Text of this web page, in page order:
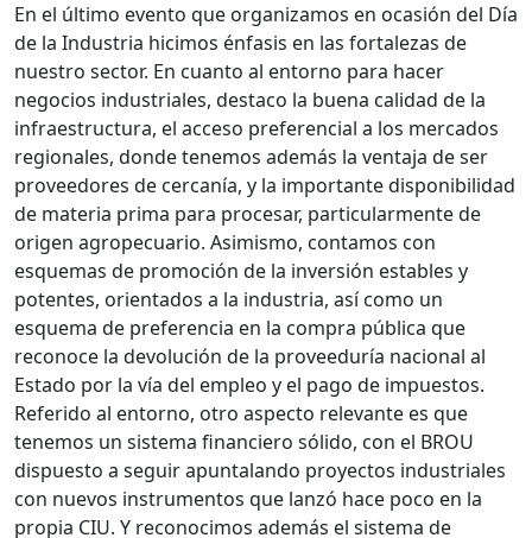
En el último evento que organizamos en ocasión del Día
de la Industria hicimos énfasis en las fortalezas de
nuestro sector. En cuanto al entorno para hacer
negocios industriales, destaco la buena calidad de la
infraestructura, el acceso preferencial a los mercados
regionales, donde tenemos además la ventaja de ser
proveedores de cercanía, y la importante disponibilidad
de materia prima para procesar, particularmente de
origen agropecuario. Asimismo, contamos con
esquemas de promoción de la inversión estables y
potentes, orientados a la industria, así como un
esquema de preferencia en la compra pública que
reconoce la devolución de la proveeduría nacional al
Estado por la vía del empleo y el pago de impuestos.
Referido al entorno, otro aspecto relevante es que
tenemos un sistema financiero sólido, con el BROU
dispuesto a seguir apuntalando proyectos industriales
con nuevos instrumentos que lanzó hace poco en la
propia CIU. Y reconocimos además el sistema de